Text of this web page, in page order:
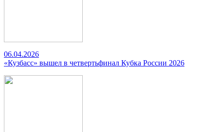
06.04.2026
«Кузбасс» вышел в четвертьфинал Кубка России 2026